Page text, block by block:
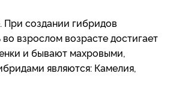
создании гибридов
взрослом возрасте достигает
и бывают махровыми,
являются: Камелия,